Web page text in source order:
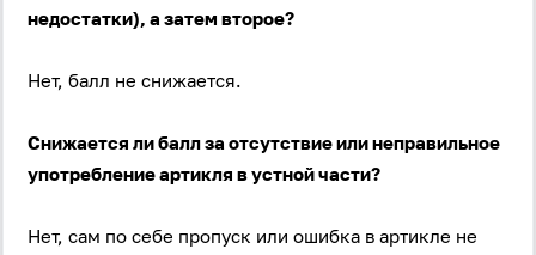
недостатки), а затем второе?
Нет, балл не снижается.
Снижается ли балл за отсутствие или неправильное
употребление артикля в устной части?
Нет, сам по себе пропуск или ошибка в артикле не